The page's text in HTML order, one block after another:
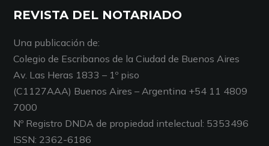
REVISTA DEL NOTARIADO
Una publicación de:
Colegio de Escribanos de la Ciudad de Buenos Aires
Av. Las Heras 1833 – 1º piso
(C1127AAA) Buenos Aires – Argentina +54 11 4809
7000
Nº Registro DNDA de propiedad intelectual: 5353496
ISSN: 2362-6186